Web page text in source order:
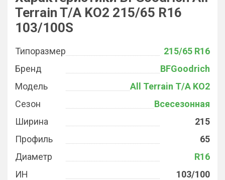
Terrain T/A KO2 215/65 R16
103/100S
Типоразмер
215/65 R16
Бренд
BFGoodrich
Модель
All Terrain T/A KO2
Сезон
Всесезонная
Ширина
215
Профиль
65
Диаметр
R16
ИН
103/100